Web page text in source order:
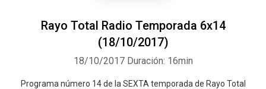
Rayo Total Radio Temporada 6x14
(18/10/2017)
18/10/2017 Duración: 16min
Programa número 14 de la SEXTA temporada de Rayo Total